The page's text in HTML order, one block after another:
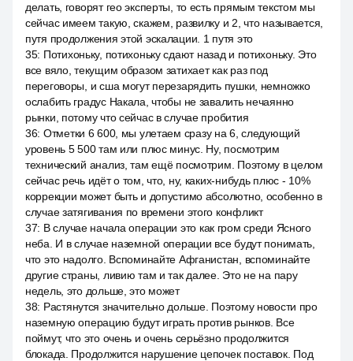
делать, говорят гео эксперты, то есть прямым текстом мы
сейчас имеем такую, скажем, развилку и 2, что называется,
путя продолжения этой эскалации. 1 путя это
35: Потихоньку, потихоньку сдают назад и потихоньку. Это
все вяло, текущим образом затихает как раз под
переговоры, и сша могут перезарядить пушки, немножко
ослабить градус Накала, чтобы не завалить нечаянно
рынки, потому что сейчас в случае пробития
36: Отметки 6 600, мы улетаем сразу на 6, следующий
уровень 5 500 там или плюс минус. Ну, посмотрим
технический анализ, там ещё посмотрим. Поэтому в целом
сейчас речь идёт о том, что, ну, каких-нибудь плюс - 10%
коррекции может быть и допустимо абсолютно, особенно в
случае затягивания по времени этого конфликт
37: В случае начала операции это как гром среди Ясного
неба. И в случае наземной операции все будут понимать,
что это надолго. Вспоминайте Афганистан, вспоминайте
другие страны, ливию там и так далее. Это не на пару
недель, это дольше, это может
38: Растянутся значительно дольше. Поэтому новости про
наземную операцию будут играть против рынков. Все
поймут, что это очень и очень серьёзно продолжится
блокада. Продолжится нарушение цепочек поставок. Под